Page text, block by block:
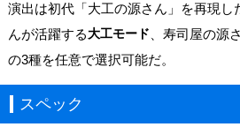
演出は初代「大工の源さん」を再現し
んが活躍する大工モード 、寿司屋の源
の3種を任意で選択可能だ。
スペック